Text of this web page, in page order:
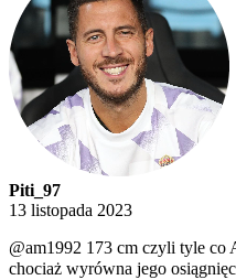
Piti_97
13 listopada 2023
@am1992 173 cm czyli tyle co
chociaż wyrówna jego